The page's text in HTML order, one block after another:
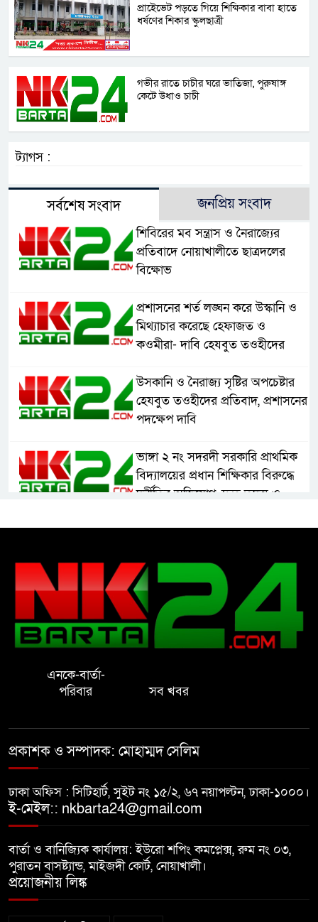
প্রাইেভেট পড়তে গিয়ে শিক্ষিকার বাবা হাতে
ধর্ষণের শিকার স্কুলছাত্রী
গভীর রাতে চাচীর ঘরে ভাতিজা, পুরুষাঙ্গ
কেটে উধাও চাচী
ট্যাগস :
সর্বশেষ সংবাদ জনপ্রিয় সংবাদ
শিবিরের মব সন্ত্রাস ও নৈরাজ্যের
প্রতিবাদে নোয়াখালীতে ছাত্রদলের
বিক্ষোভ
প্রশাসনের শর্ত লঙ্ঘন করে উস্কানি ও
মিথ্যাচার করেছে হেফাজত ও
কওমীরা- দাবি হেযবুত তওহীদের
উসকানি ও নৈরাজ্য সৃষ্টির অপচেষ্টার
হেযবুত তওহীদের প্রতিবাদ, প্রশাসনের
পদক্ষেপ দাবি
ভাঙ্গা ২ নং সদরদী সরকারি প্রাথমিক
বিদ্যালয়ের প্রধান শিক্ষিকার বিরুদ্ধে
দুর্নীতির অভিযোগ, দ্রুত তদন্ত ও
সেলিম
নোয়াখালীতে ইসলামী মহা-সমাবেশ
সফল করতে মতবিনিময় সভা
হাতে ধর্ষণের শিকার স্কুলছাত্রী
গভীর রাতে চাচীর ঘরে ভাতিজা,
পুরুষাঙ্গ কেটে উধাও চাচী
নোয়াখালীতে র‌্যাবের অভিযান: ২
চাঞ্চল্যকর হত্যা মামলার আসামিসহ
গ্রেপ্তার ৪
বাসি খাবার বিক্রির অভিযোগ, দুই
এনকে-বার্তা-
পরিবার
সব খবর
প্রকাশক ও সম্পাদক: মোহাম্মদ সেলিম
ঢাকা অফিস : সিটিহার্ট, সুইট নং ১৫/২, ৬৭ নয়াপল্টন, ঢাকা-১০০০।
ই-মেইল:: nkbarta24@gmail.com
বার্তা ও বানিজ্যিক কার্যালয়: ইউরো শপিং কমপ্লেক্স, রুম নং ০৩,
পুরাতন বাসষ্ট্যান্ড, মাইজদী কোর্ট, নোয়াখালী।
প্রয়োজনীয় লিঙ্ক